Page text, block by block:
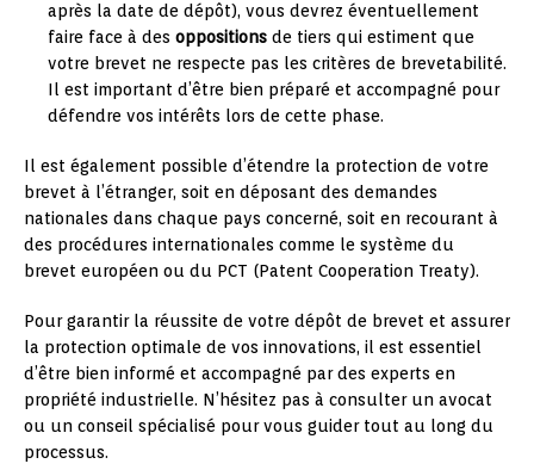
après la date de dépôt), vous devrez éventuellement
faire face à des oppositions de tiers qui estiment que
votre brevet ne respecte pas les critères de brevetabilité.
Il est important d’être bien préparé et accompagné pour
défendre vos intérêts lors de cette phase.
Il est également possible d’étendre la protection de votre
brevet à l’étranger, soit en déposant des demandes
nationales dans chaque pays concerné, soit en recourant à
des procédures internationales comme le système du
brevet européen ou du PCT (Patent Cooperation Treaty).
Pour garantir la réussite de votre dépôt de brevet et assurer
la protection optimale de vos innovations, il est essentiel
d’être bien informé et accompagné par des experts en
propriété industrielle. N’hésitez pas à consulter un avocat
ou un conseil spécialisé pour vous guider tout au long du
processus.